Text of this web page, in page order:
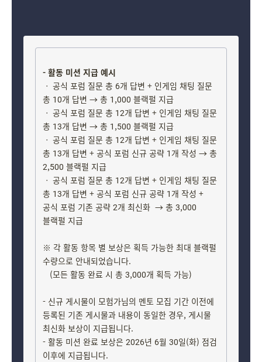
- 활동 미션 지급 예시
ㆍ 공식 포럼 질문 총 6개 답변 + 인게임 채팅 질문
총 10개 답변 → 총 1,000 블랙펄 지급
ㆍ 공식 포럼 질문 총 12개 답변 + 인게임 채팅 질문
총 13개 답변 → 총 1,500 블랙펄 지급
ㆍ 공식 포럼 질문 총 12개 답변 + 인게임 채팅 질문
총 13개 답변 + 공식 포럼 신규 공략 1개 작성 → 총
2,500 블랙펄 지급
ㆍ 공식 포럼 질문 총 12개 답변 + 인게임 채팅 질문
총 13개 답변 + 공식 포럼 신규 공략 1개 작성 +
공식 포럼 기존 공략 2개 최신화 → 총 3,000
블랙펄 지급
※ 각 활동 항목 별 보상은 획득 가능한 최대 블랙펄
수량으로 안내되었습니다.
(모든 활동 완료 시 총 3,000개 획득 가능)
- 신규 게시물이 모험가님의 멘토 모집 기간 이전에
등록된 기존 게시물과 내용이 동일한 경우, 게시물
최신화 보상이 지급됩니다.
- 활동 미션 완료 보상은 2026년 6월 30일(화) 점검
이후에 지급됩니다.